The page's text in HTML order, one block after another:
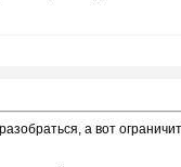
а вот